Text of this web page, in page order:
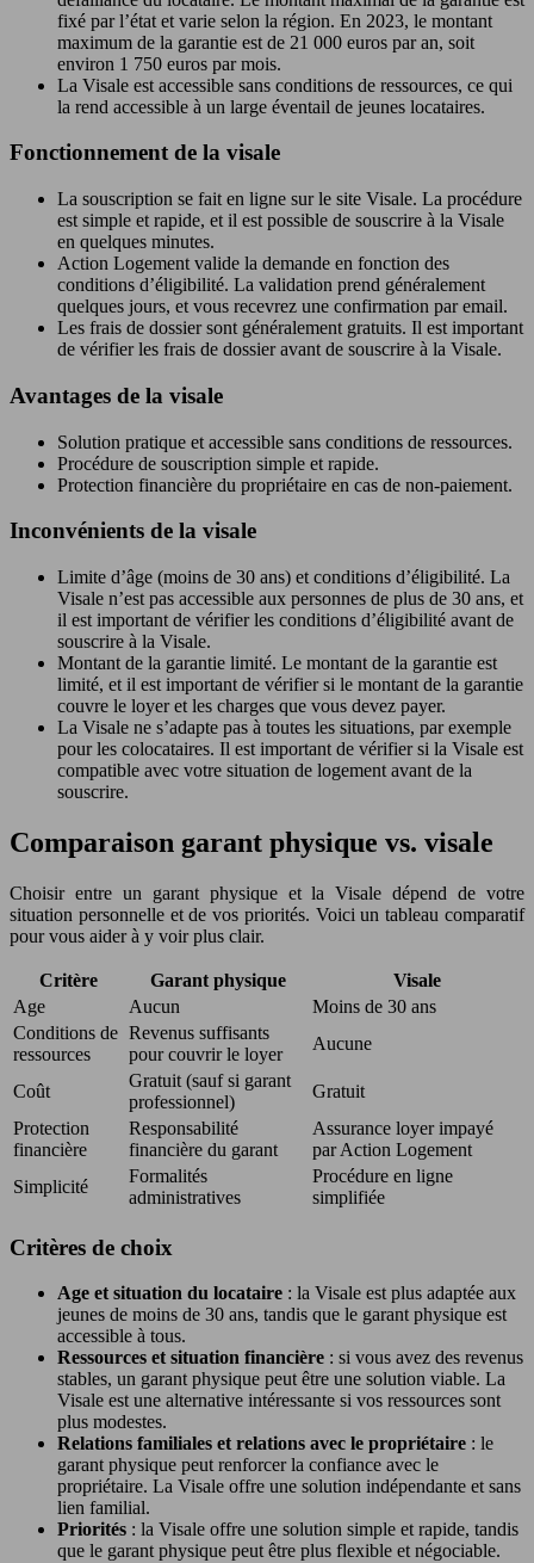
fixé par l’état et varie selon la région. En 2023, le montant
maximum de la garantie est de 21 000 euros par an, soit
environ 1 750 euros par mois.
La Visale est accessible sans conditions de ressources, ce qui
la rend accessible à un large éventail de jeunes locataires.
Fonctionnement de la visale
La souscription se fait en ligne sur le site Visale. La procédure
est simple et rapide, et il est possible de souscrire à la Visale
en quelques minutes.
Action Logement valide la demande en fonction des
conditions d’éligibilité. La validation prend généralement
quelques jours, et vous recevrez une confirmation par email.
Les frais de dossier sont généralement gratuits. Il est important
de vérifier les frais de dossier avant de souscrire à la Visale.
Avantages de la visale
Solution pratique et accessible sans conditions de ressources.
Procédure de souscription simple et rapide.
Protection financière du propriétaire en cas de non-paiement.
Inconvénients de la visale
Limite d’âge (moins de 30 ans) et conditions d’éligibilité. La
Visale n’est pas accessible aux personnes de plus de 30 ans, et
il est important de vérifier les conditions d’éligibilité avant de
souscrire à la Visale.
Montant de la garantie limité. Le montant de la garantie est
limité, et il est important de vérifier si le montant de la garantie
couvre le loyer et les charges que vous devez payer.
La Visale ne s’adapte pas à toutes les situations, par exemple
pour les colocataires. Il est important de vérifier si la Visale est
compatible avec votre situation de logement avant de la
souscrire.
Comparaison garant physique vs. visale
Choisir entre un garant physique et la Visale dépend de votre
situation personnelle et de vos priorités. Voici un tableau comparatif
pour vous aider à y voir plus clair.
Critère Garant physique
Visale
Age
Aucun
Moins de 30 ans
Conditions de
ressources
Revenus suffisants
pour couvrir le loyer
Aucune
Coût
Gratuit (sauf si garant
professionnel)
Gratuit
Protection
financière
Responsabilité
financière du garant
Assurance loyer impayé
par Action Logement
Simplicité
Formalités
administratives
Procédure en ligne
simplifiée
Critères de choix
Age et situation du locataire : la Visale est plus adaptée aux
jeunes de moins de 30 ans, tandis que le garant physique est
accessible à tous.
Ressources et situation financière : si vous avez des revenus
stables, un garant physique peut être une solution viable. La
Visale est une alternative intéressante si vos ressources sont
plus modestes.
Relations familiales et relations avec le propriétaire : le
garant physique peut renforcer la confiance avec le
propriétaire. La Visale offre une solution indépendante et sans
lien familial.
Priorités : la Visale offre une solution simple et rapide, tandis
que le garant physique peut être plus flexible et négociable.